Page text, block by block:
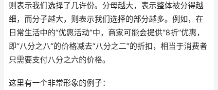
则表示我们选择了几许份。分母越大，表示整体被分得越
细，而分子越大，则表示我们选择的部分越多。例如，在
日常生活中的“优惠活动”中，商家可能会提供“8折”优惠，
即“八分之八”的价格减去“八分之二”的折扣，相当于消费者
只需要支付八分之六的价格。
这里有一个非常形象的例子：